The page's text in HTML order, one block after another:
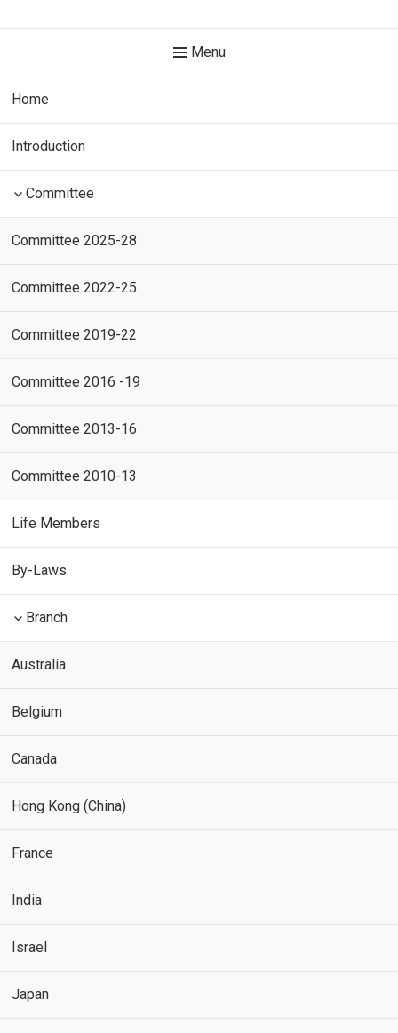
to
Global Federation for
Nepali Literature (GFNL)
Menu
Menu
Home
Introduction
Committee
Committee 2025-28
Committee 2022-25
Committee 2019-22
Committee 2016 -19
Committee 2013-16
Committee 2010-13
Life Members
By-Laws
Branch
Australia
Belgium
Canada
Hong Kong (China)
France
India
Israel
Japan